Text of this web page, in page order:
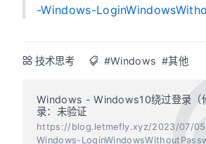
-Windows-
技术思考 #Windows #其他
Windows - Windows10绕过登录（
录：未验证
https://blog.letmefly.xyz/2023/07/
Windows-